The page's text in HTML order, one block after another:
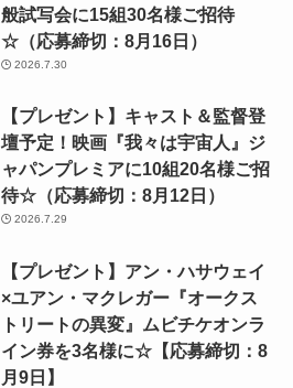
般試写会に15組30名様ご招待
☆（応募締切：8月16日）
2026.7.30
【プレゼント】キャスト＆監督登
壇予定！映画『我々は宇宙人』ジ
ャパンプレミアに10組20名様ご招
待☆（応募締切：8月12日）
2026.7.29
【プレゼント】アン・ハサウェイ
×ユアン・マクレガー『オークス
トリートの異変』ムビチケオンラ
イン券を3名様に☆【応募締切：8
月9日】